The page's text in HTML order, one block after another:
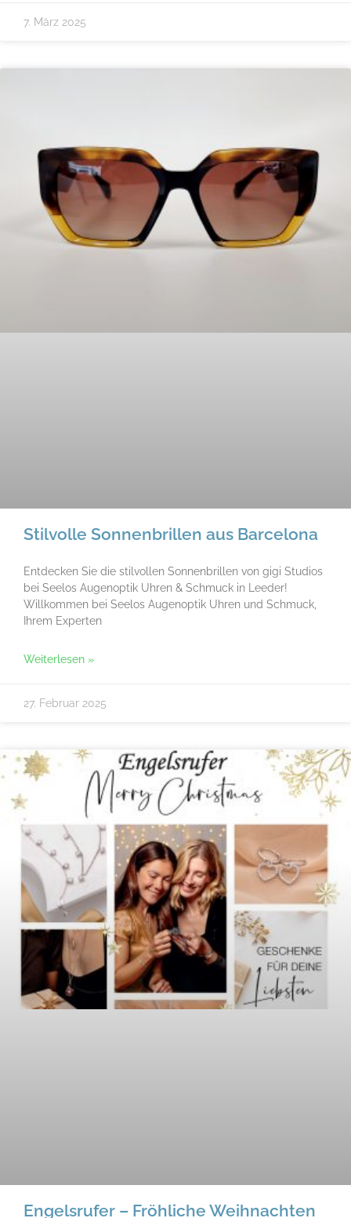
7. März 2025
Stilvolle Sonnenbrillen aus Barcelona
Entdecken Sie die stilvollen Sonnenbrillen von gigi Studios
bei Seelos Augenoptik Uhren & Schmuck in Leeder!
Willkommen bei Seelos Augenoptik Uhren und Schmuck,
Ihrem Experten
Weiterlesen »
27. Februar 2025
Engelsrufer – Fröhliche Weihnachten